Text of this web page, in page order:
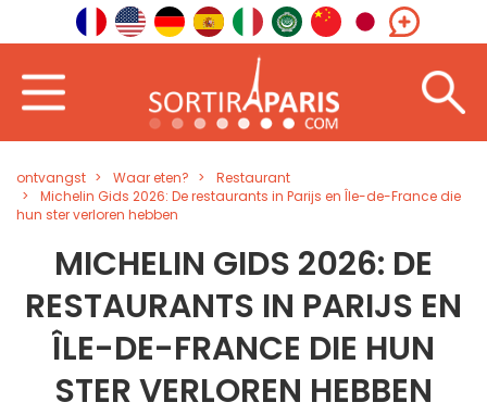
ontvangst Waar eten?
Restaurant
Michelin Gids 2026: De restaurants in Parijs en Île-de-France die
hun ster verloren hebben
MICHELIN GIDS 2026: DE
RESTAURANTS IN PARIJS EN
ÎLE-DE-FRANCE DIE HUN
STER VERLOREN HEBBEN